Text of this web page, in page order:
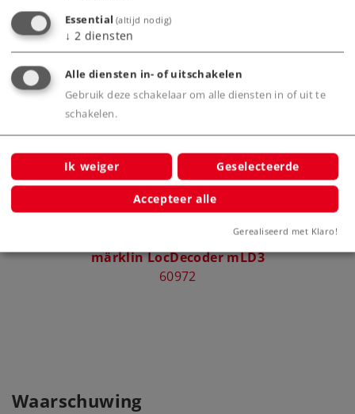
Bijbehorende producten
märklin LocDecoder mLD3
60972
Waarschuwing
Essential (altijd nodig)
↓ 2 diensten
Alle diensten in- of uitschakelen
Gebruik deze schakelaar om alle diensten in of uit te
schakelen.
Ik weiger Geselecteerde
Accepteer alle
Gerealiseerd met Klaro!